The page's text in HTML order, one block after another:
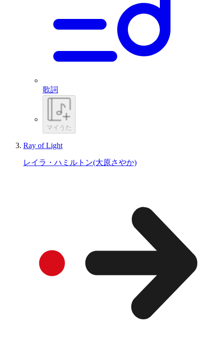
歌詞
マイうた
Ray of Light
レイラ・ハミルトン(大原さやか)